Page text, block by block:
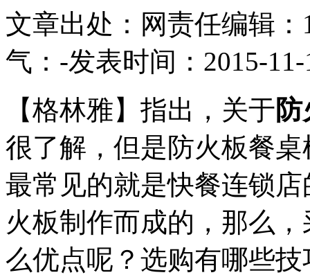
文章出处： 网责任编辑：
气： -发表时间：2015-
【格林雅】指出，关于
很了解，但是防火板餐
最常见的就是快餐连锁
火板制作而成的，那么
么优点呢？选购有哪些技